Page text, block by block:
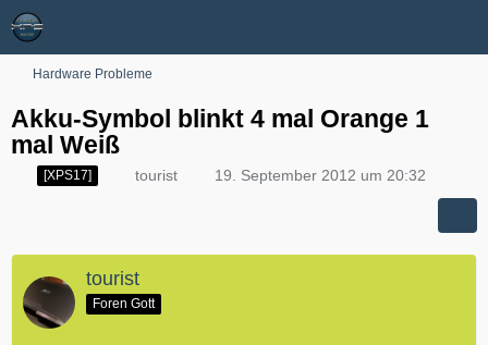
Hardware Probleme
Akku-Symbol blinkt 4 mal Orange 1
mal Weiß
[XPS17] tourist 19. September 2012 um 20:32
tourist
Foren Gott